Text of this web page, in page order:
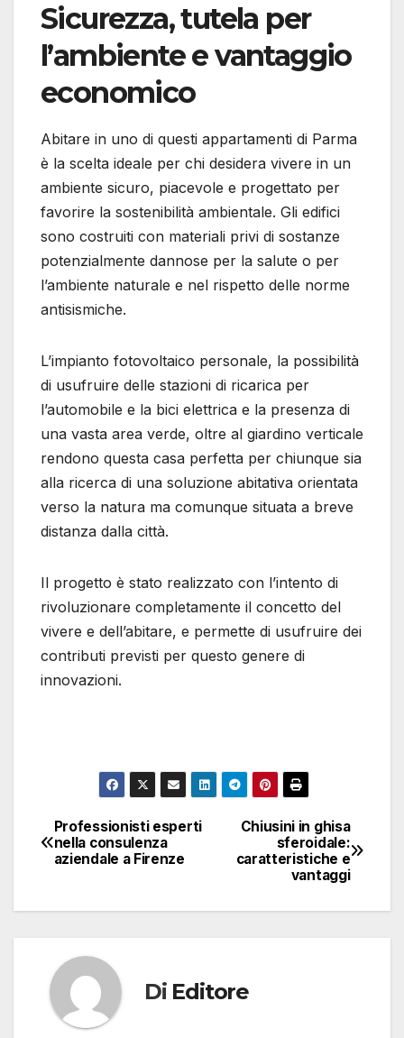
Sicurezza, tutela per
l’ambiente e vantaggio
economico
Abitare in uno di questi appartamenti di Parma
è la scelta ideale per chi desidera vivere in un
ambiente sicuro, piacevole e progettato per
favorire la sostenibilità ambientale. Gli edifici
sono costruiti con materiali privi di sostanze
potenzialmente dannose per la salute o per
l’ambiente naturale e nel rispetto delle norme
antisismiche.
L’impianto fotovoltaico personale, la possibilità
di usufruire delle stazioni di ricarica per
l’automobile e la bici elettrica e la presenza di
una vasta area verde, oltre al giardino verticale
rendono questa casa perfetta per chiunque sia
alla ricerca di una soluzione abitativa orientata
verso la natura ma comunque situata a breve
distanza dalla città.
Il progetto è stato realizzato con l’intento di
rivoluzionare completamente il concetto del
vivere e dell’abitare, e permette di usufruire dei
contributi previsti per questo genere di
innovazioni.
Navigazione
articoli
Chiusini in ghisa
sferoidale:
caratteristiche e
vantaggi
Professionisti esperti
nella consulenza
aziendale a Firenze
Di Editore